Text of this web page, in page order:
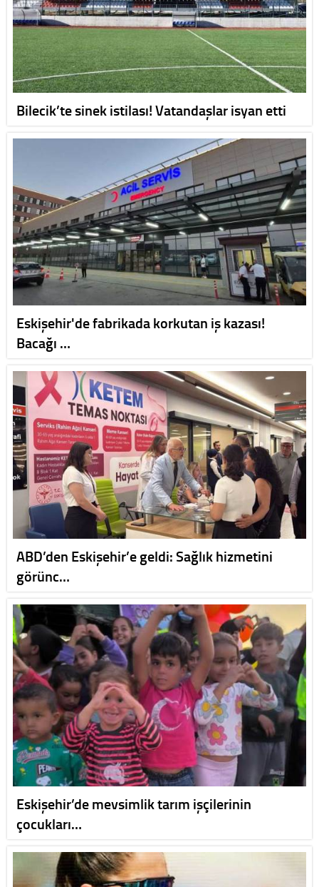
Bilecik’te sinek istilası! Vatandaşlar isyan etti
Eskişehir'de fabrikada korkutan iş kazası!
Bacağı …
ABD’den Eskişehir’e geldi: Sağlık hizmetini
görünc…
Eskişehir’de mevsimlik tarım işçilerinin
çocukları…